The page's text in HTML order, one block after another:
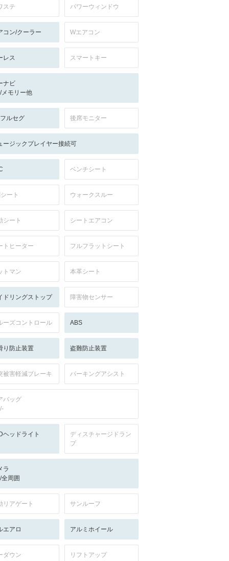
ステ パワーウィンドウ
コン/クーラー Wエアコン
レス スマートキー
ナビ
メモリー他
ルセグ 後席モニター
ージックプレイヤー接続可
ベンチシート
ート ウォークスルー
シート シートエアコン
トヒーター フルフラットシート
トマン 本革シート
ドリングストップ 障害物センサー
ーズコントロール ABS
り防止装置 盗難防止装置
被害軽減ブレーキ パーキングアシスト
バッグ
ヘッドライト
ディスチャージドラン
プ
ラ
全周囲
リアゲート サンルーフ
エアロ アルミホイール
ダウン リフトアップ